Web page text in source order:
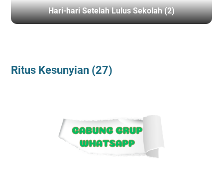
Hari-hari Setelah Lulus Sekolah (2)
Ritus Kesunyian (27)